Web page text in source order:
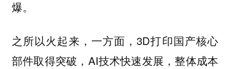
爆。
之所以火起来，一方面，3D打印国产核心
部件取得突破，AI技术快速发展，整体成本